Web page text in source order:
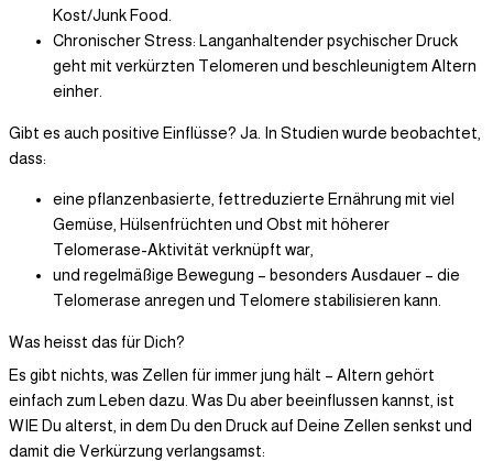
Kost/Junk Food.
Chronischer Stress: Langanhaltender psychischer Druck
geht mit verkürzten Telomeren und beschleunigtem Altern
einher.
Gibt es auch positive Einflüsse? Ja. In Studien wurde beobachtet,
dass:
eine pflanzenbasierte, fettreduzierte Ernährung mit viel
Gemüse, Hülsenfrüchten und Obst mit höherer
Telomerase-Aktivität verknüpft war,
und regelmäßige Bewegung – besonders Ausdauer – die
Telomerase anregen und Telomere stabilisieren kann.
Was heisst das für Dich?
Es gibt nichts, was Zellen für immer jung hält – Altern gehört
einfach zum Leben dazu. Was Du aber beeinflussen kannst, ist
WIE Du alterst, in dem Du den Druck auf Deine Zellen senkst und
damit die Verkürzung verlangsamst: